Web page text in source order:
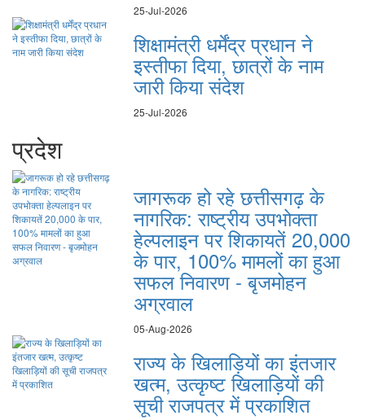
25-Jul-2026
शिक्षामंत्री धर्मेंद्र प्रधान ने
इस्तीफा दिया, छात्रों के नाम
जारी किया संदेश
25-Jul-2026
प्रदेश
जागरूक हो रहे छत्तीसगढ़ के
नागरिक: राष्ट्रीय उपभोक्ता
हेल्पलाइन पर शिकायतें 20,000
के पार, 100% मामलों का हुआ
सफल निवारण - बृजमोहन
अग्रवाल
05-Aug-2026
राज्य के खिलाड़ियों का इंतजार
खत्म, उत्कृष्ट खिलाड़ियों की
सूची राजपत्र में प्रकाशित